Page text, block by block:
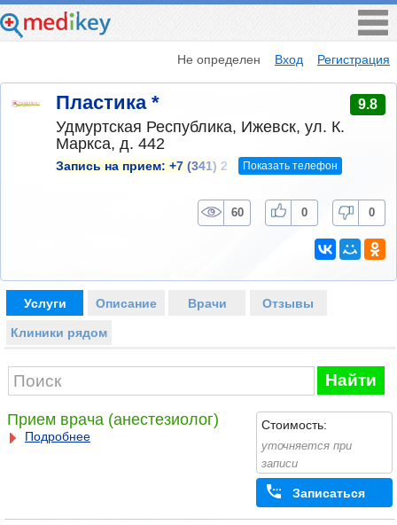
Не определен Вход Регистрация
Пластика * 9.8
Удмуртская Республика, Ижевск, ул. К.
Маркса, д. 442
Запись на прием: +7 (341) 2 Показать телефон
60 0 0
Услуги Описание Врачи Отзывы
Клиники рядом
Найти
Прием врача (анестезиолог)
Подробнее
Стоимость:
уточняется при
записи
Записаться